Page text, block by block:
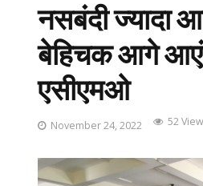
नसबंदी ज्यादा
बेहिचक आगे आएं
एसीएमओ
November 24, 2022 52